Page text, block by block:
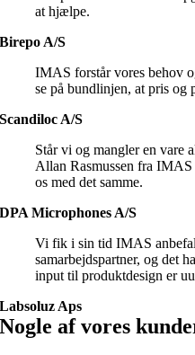
at hjælpe.
Birepo A/S
IMAS forstår vores behov
se på bundlinjen, at pris og
Scandiloc A/S
Står vi og mangler en vare
Allan Rasmussen fra
os med det samme.
DPA Microphones A/S
Vi fik i sin tid IMAS
samarbejdspartner, og det
input til produktdesign er
Labsoluz Aps
Nogle af vores